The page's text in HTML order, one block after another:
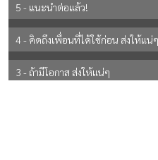
5 - แนะนำต่อแล้ว!
4 - คิดถึงเพื่อนที่ได้ใช้ก่อน ส่งให้แน่ๆ
3 - ถ้ามีโอกาส ส่งให้แน่ๆ